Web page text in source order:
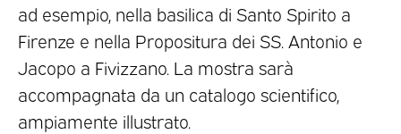
ad esempio, nella basilica di Santo Spirito a
Firenze e nella Propositura dei SS. Antonio e
Jacopo a Fivizzano. La mostra sarà
accompagnata da un catalogo scientifico,
ampiamente illustrato.